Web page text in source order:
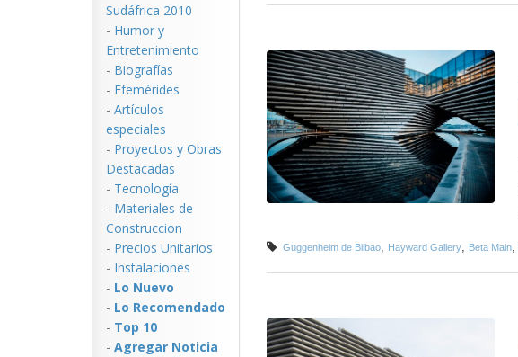
Sudáfrica 2010
- Humor y
Entretenimiento
- Biografías
- Efemérides
- Artículos
especiales
- Proyectos y Obras
Destacadas
- Tecnología
- Materiales de
Construccion
- Precios Unitarios
- Instalaciones
- Lo Nuevo
- Lo Recomendado
- Top 10
- Agregar Noticia
Guggenheim de Bilbao, Hayward Gallery, Beta Main,